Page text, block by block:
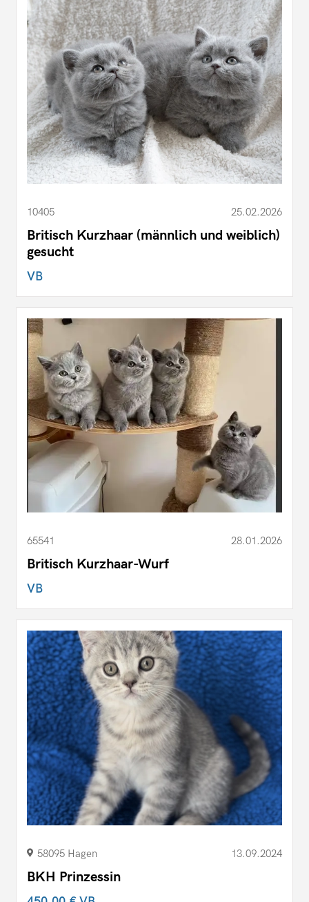
10405 25.02.2026
Britisch Kurzhaar (männlich und weiblich)
gesucht
VB
65541 28.01.2026
Britisch Kurzhaar-Wurf
VB
58095 Hagen 13.09.2024
BKH Prinzessin